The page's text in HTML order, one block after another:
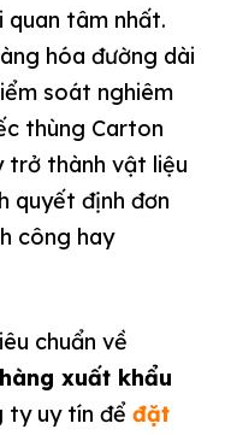
quan tâm nhất.
hóa đường dài
soát nghiêm
thùng Carton
trở thành vật liệu
quyết định đơn
công hay
chuẩn về
xuất khẩu
ty uy tín để đặt